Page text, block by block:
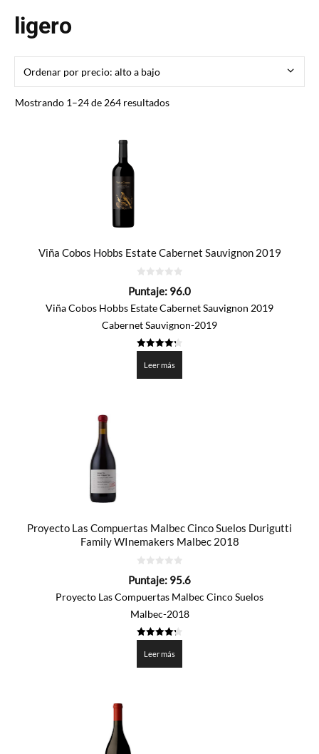
ligero
Mostrando 1–24 de 264 resultadosOrdenado
Viña Cobos Hobbs Estate Cabernet Sauvignon 2019
de
Puntaje: 96.0
Viña Cobos Hobbs Estate Cabernet Sauvignon 2019
Cabernet Sauvignon-2019
de 5
Leer más
Proyecto Las Compuertas Malbec Cinco Suelos Durigutti
Family WInemakers Malbec 2018
de
Puntaje: 95.6
Proyecto Las Compuertas Malbec Cinco Suelos
Malbec-2018
de 5
Leer más